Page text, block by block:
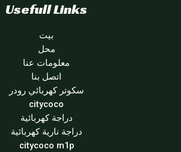
Usefull Links
بيت
محل
معلومات عنا
اتصل بنا
سكوتر كهربائي رودر
citycoco
دراجة كهربائية
دراجة نارية كهربائية
citycoco m1p